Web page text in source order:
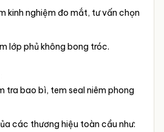
kinh nghiệm đo mắt, tư vấn chọn
lớp phủ không bong tróc.
tra bao bì, tem seal niêm phong
các thương hiệu toàn cầu như: